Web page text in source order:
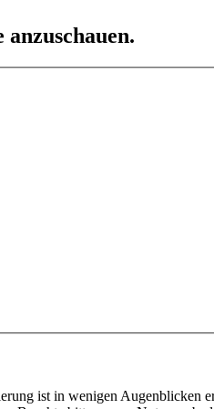
ist in wenigen